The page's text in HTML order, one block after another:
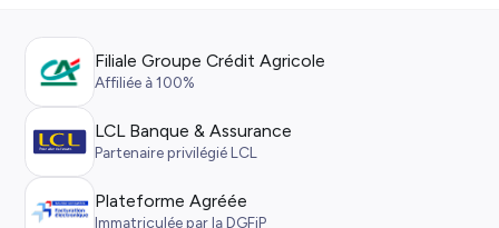
Filiale Groupe Crédit Agricole
Affiliée à 100%
LCL Banque & Assurance
Partenaire privilégié LCL
Plateforme Agréée
Immatriculée par la DGFiP